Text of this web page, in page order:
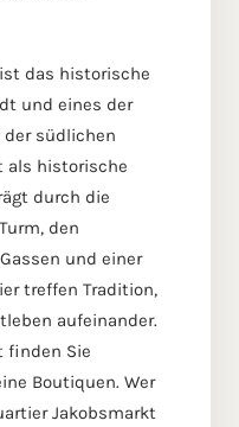
das historische
und eines der
südlichen
als historische
durch die
den
und einer
treffen Tradition,
aufeinander.
finden Sie
Boutiquen. Wer
Jakobsmarkt